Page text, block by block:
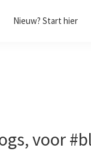
Nieuw? Start hier
voor